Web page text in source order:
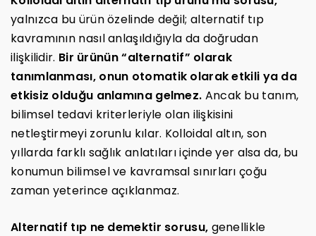
yalnızca bu ürün özelinde değil; alternatif tıp
kavramının nasıl anlaşıldığıyla da doğrudan
ilişkilidir. Bir ürünün “alternatif” olarak
tanımlanması, onun otomatik olarak etkili ya da
etkisiz olduğu anlamına gelmez. Ancak bu tanım,
bilimsel tedavi kriterleriyle olan ilişkisini
netleştirmeyi zorunlu kılar. Kolloidal altın, son
yıllarda farklı sağlık anlatıları içinde yer alsa da, bu
konumun bilimsel ve kavramsal sınırları çoğu
zaman yeterince açıklanmaz.
Alternatif tıp ne demektir sorusu, genellikle